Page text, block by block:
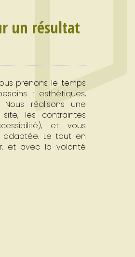
un résultat
prenons le temps
: esthétiques,
réalisons une
les contraintes
et vous
adaptée. Le tout en
et avec la volonté